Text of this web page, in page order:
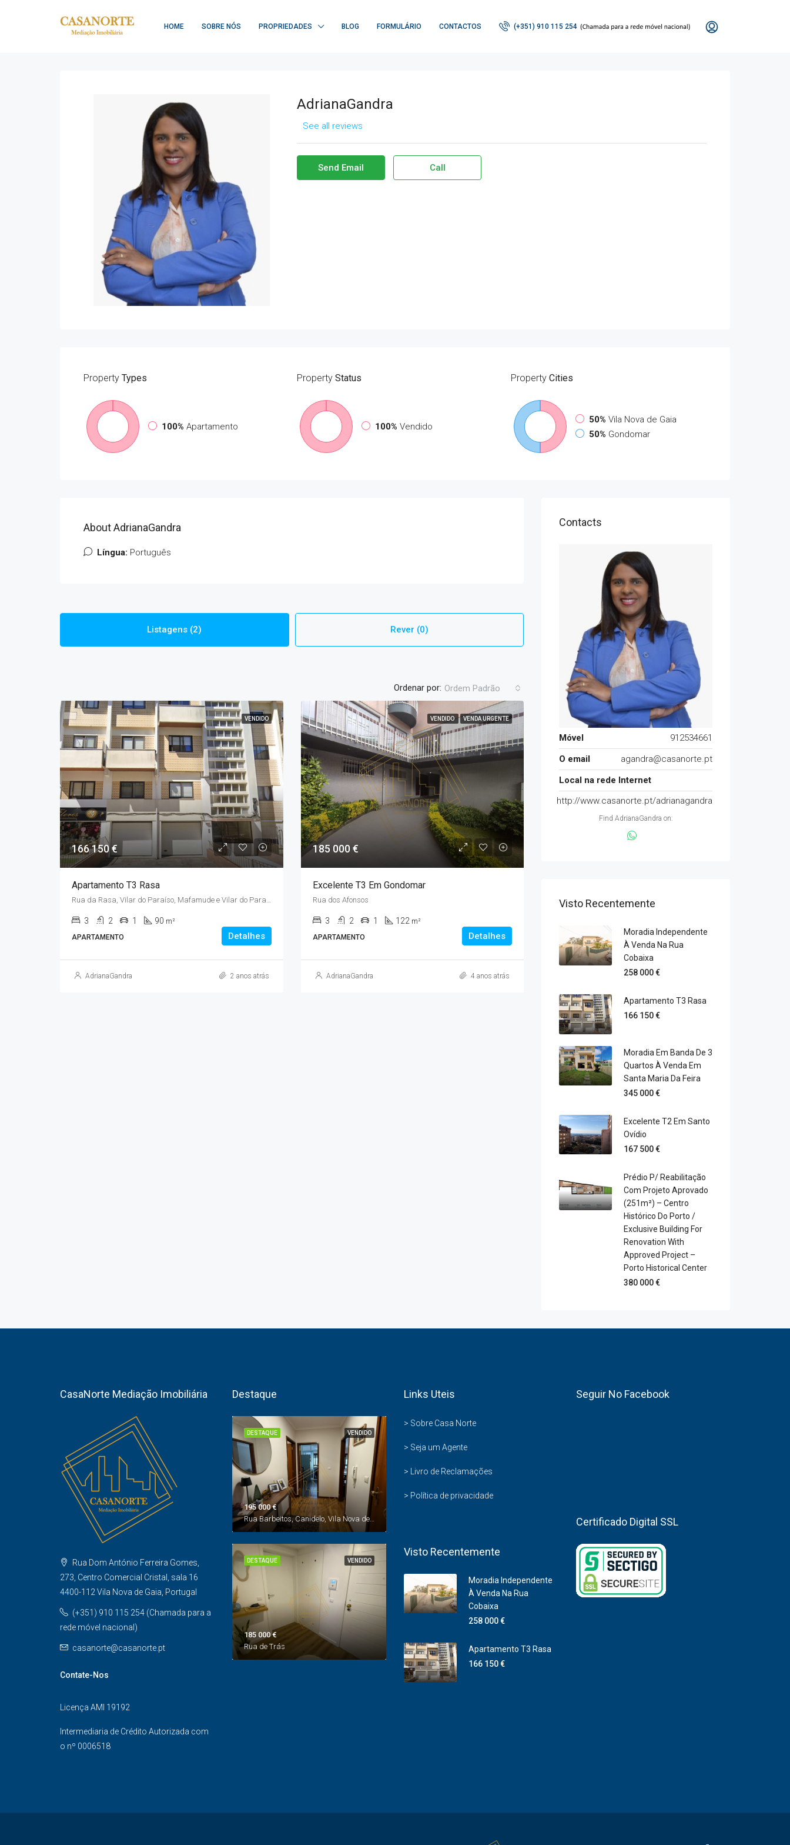
HOME SOBRE NÓS PROPRIEDADES BLOG FORMULÁRIO CONTACTOS (+351) 910 115 254
AdrianaGandra
See all reviews
Send Email Call
Property Types
100% Apartamento
Property Status
100% Vendido
PropertyCities
50% Vila Nova de Gaia
50% Gondomar
About AdrianaGandra
Língua: Português
Listagens (2) Rever (0)
Ordenar por: Ordem Padrão
VENDIDO
166 150 €
Apartamento T3 Rasa
Rua da Rasa, Vilar do Paraíso, Mafamude e Vilar do Paraíso, Vila Nova de Gaia, Porto, 4400-273, Portugal
3 2 1 90 m²
APARTAMENTO
Detalhes
AdrianaGandra 2 anos atrás
VENDIDO VENDA URGENTE
185 000 €
Excelente T3 Em Gondomar
Rua dos Afonsos
3 2 1 122 m²
APARTAMENTO
Detalhes
AdrianaGandra 4 anos atrás
Contacts
Móvel
912534661
O email
agandra@casanorte.pt
Local na rede Internet
http://www.casanorte.pt/adrianagandra
Find AdrianaGandra on:
Visto Recentemente
Moradia Independente
À Venda Na Rua
Cobaixa
258 000 €
Apartamento T3 Rasa
166 150 €
Moradia Em Banda De 3
Quartos À Venda Em
Santa Maria Da Feira
345 000 €
Excelente T2 Em Santo
Ovídio
167 500 €
Prédio P/ Reabilitação
Com Projeto Aprovado
(251m²) – Centro
Histórico Do Porto /
Exclusive Building For
Renovation With
Approved Project –
Porto Historical Center
380 000 €
CasaNorte Mediação Imobiliária
Rua Dom António Ferreira Gomes,
273, Centro Comercial Cristal, sala 16
4400-112 Vila Nova de Gaia, Portugal
(+351) 910 115 254 (Chamada para a
rede móvel nacional)
casanorte@casanorte.pt
Contate-Nos
Licença AMI 19192
Intermediaria de Crédito Autorizada com
o nº 0006518
Destaque
VENDIDO
DESTAQUE
195 000 €
Rua Barbeitos, Canidelo, Vila Nova de Gaia, Porto, 4400-450, Portugal
VENDIDO
DESTAQUE
185 000 €
Rua de Trás
Links Uteis
> Sobre Casa Norte
> Seja um Agente
> Livro de Reclamações
> Política de privacidade
Visto Recentemente
Moradia Independente
À Venda Na Rua
Cobaixa
258 000 €
Apartamento T3 Rasa
166 150 €
Seguir No Facebook
Certificado Digital SSL